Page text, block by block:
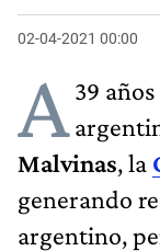
02-04-2021 00:00
A39
Malvinas, la
generando
argentino,